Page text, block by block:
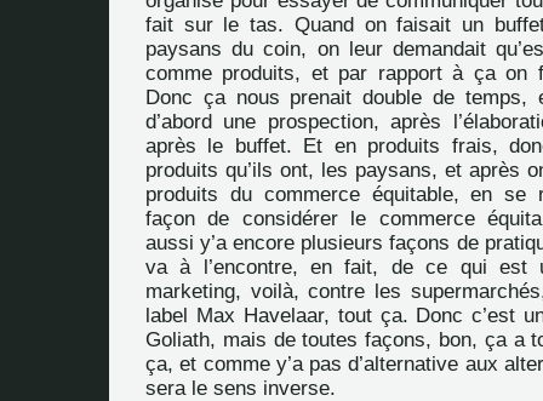
fait sur le tas. Quand on faisait un
paysans du coin, on leur demandait
comme produits, et par rapport à ça on
Donc ça nous prenait double de
d’abord une prospection, après
après le buffet. Et en produits frais,
produits qu’ils ont, les paysans, et après
produits du commerce équitable, en se
façon de considérer le commerce
aussi y’a encore plusieurs façons de
va à l’encontre, en fait, de ce qui est
marketing, voilà, contre les
label Max Havelaar, tout ça. Donc c’est
Goliath, mais de toutes façons, bon, ça a
ça, et comme y’a pas d’alternative aux
sera le sens inverse.